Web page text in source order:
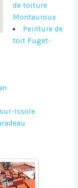
de toiture
Montauroux
Peinture de
toit Puget-
Issole